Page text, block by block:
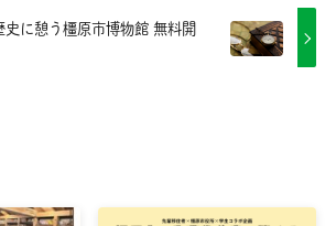
史に憩う橿原市博物館 無料開